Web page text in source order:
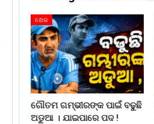
ଖେଳ
ଗୌତମ ଗମ୍ଭୀରଙ୍କ ପାଇଁ ବଢୁଛି
ଅଡୁଆ । ଯାଇପାରେ ପଦ !